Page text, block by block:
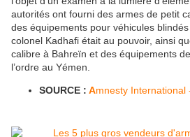
autorités ont fourni des armes de petit
des équipements pour véhicules
colonel Kadhafi était au pouvoir, ainsi
calibre à Bahreïn et des équipements
l’ordre au Yémen.
SOURCE : Amnesty